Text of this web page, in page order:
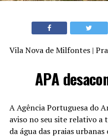
Vila Nova de Milfontes |
APA
A Agência Portuguesa do
aviso no seu site relativo a
da água das praias